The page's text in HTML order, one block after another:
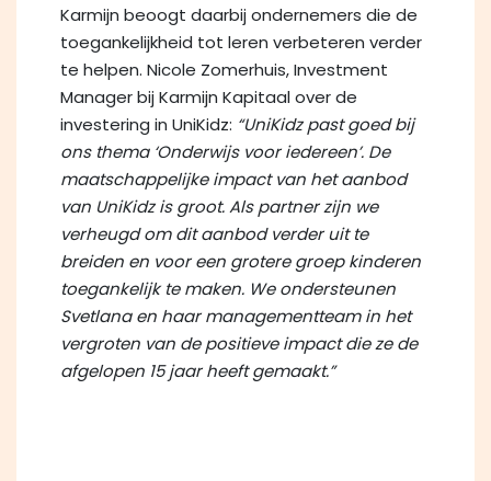
Karmijn beoogt daarbij ondernemers die de
toegankelijkheid tot leren verbeteren verder
te helpen. Nicole Zomerhuis, Investment
Manager bij Karmijn Kapitaal over de
investering in UniKidz: “UniKidz past goed bij
ons thema ‘Onderwijs voor iedereen’. De
maatschappelijke impact van het aanbod
van UniKidz is groot. Als partner zijn we
verheugd om dit aanbod verder uit te
breiden en voor een grotere groep kinderen
toegankelijk te maken. We ondersteunen
Svetlana en haar managementteam in het
vergroten van de positieve impact die ze de
afgelopen 15 jaar heeft gemaakt.”